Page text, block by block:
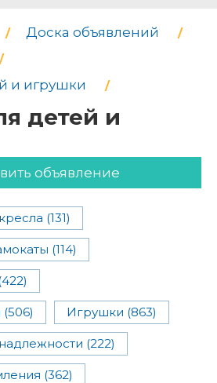
Доска объявлений
и игрушки
детей и
объявление
(131)
(114)
Игрушки (863)
(222)
(362)